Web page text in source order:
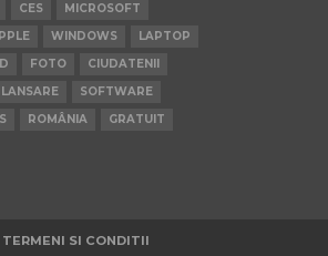
CES
MICROSOFT
WINDOWS
LAPTOP
FOTO
CIUDATENII
LANSARE
SOFTWARE
ROMÂNIA
GRATUIT
TERMENI SI CONDITII